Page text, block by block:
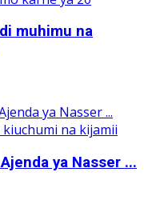
muhimu na
ya Nasser ...